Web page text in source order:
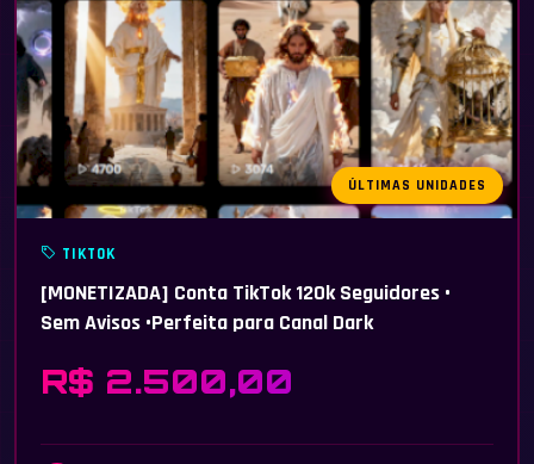
ÚLTIMAS UNIDADES
TIKTOK
[MONETIZADA] Conta TikTok 120k Seguidores •
Sem Avisos •Perfeita para Canal Dark
R$ 2.500,00